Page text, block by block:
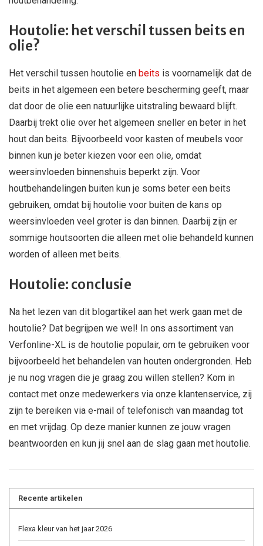
Houtolie: het verschil tussen beits en
olie?
Het verschil tussen houtolie en beits is voornamelijk dat de
beits in het algemeen een betere bescherming geeft, maar
dat door de olie een natuurlijke uitstraling bewaard blijft.
Daarbij trekt olie over het algemeen sneller en beter in het
hout dan beits. Bijvoorbeeld voor kasten of meubels voor
binnen kun je beter kiezen voor een olie, omdat
weersinvloeden binnenshuis beperkt zijn. Voor
houtbehandelingen buiten kun je soms beter een beits
gebruiken, omdat bij houtolie voor buiten de kans op
weersinvloeden veel groter is dan binnen. Daarbij zijn er
sommige houtsoorten die alleen met olie behandeld kunnen
worden of alleen met beits.
Houtolie: conclusie
Na het lezen van dit blogartikel aan het werk gaan met de
houtolie? Dat begrijpen we wel! In ons assortiment van
Verfonline-XL is de houtolie populair, om te gebruiken voor
bijvoorbeeld het behandelen van houten ondergronden. Heb
je nu nog vragen die je graag zou willen stellen? Kom in
contact met onze medewerkers via onze klantenservice, zij
zijn te bereiken via e-mail of telefonisch van maandag tot
en met vrijdag. Op deze manier kunnen ze jouw vragen
beantwoorden en kun jij snel aan de slag gaan met houtolie.
Recente artikelen
Flexa kleur van het jaar 2026